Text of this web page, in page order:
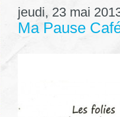
jeudi, 23 mai
Ma Pause